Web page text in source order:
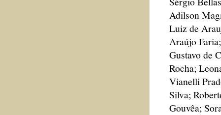
Adilson
Luiz de
Araújo
Gustavo de
Rocha;
Vianelli
Silva;
Gouvêa;